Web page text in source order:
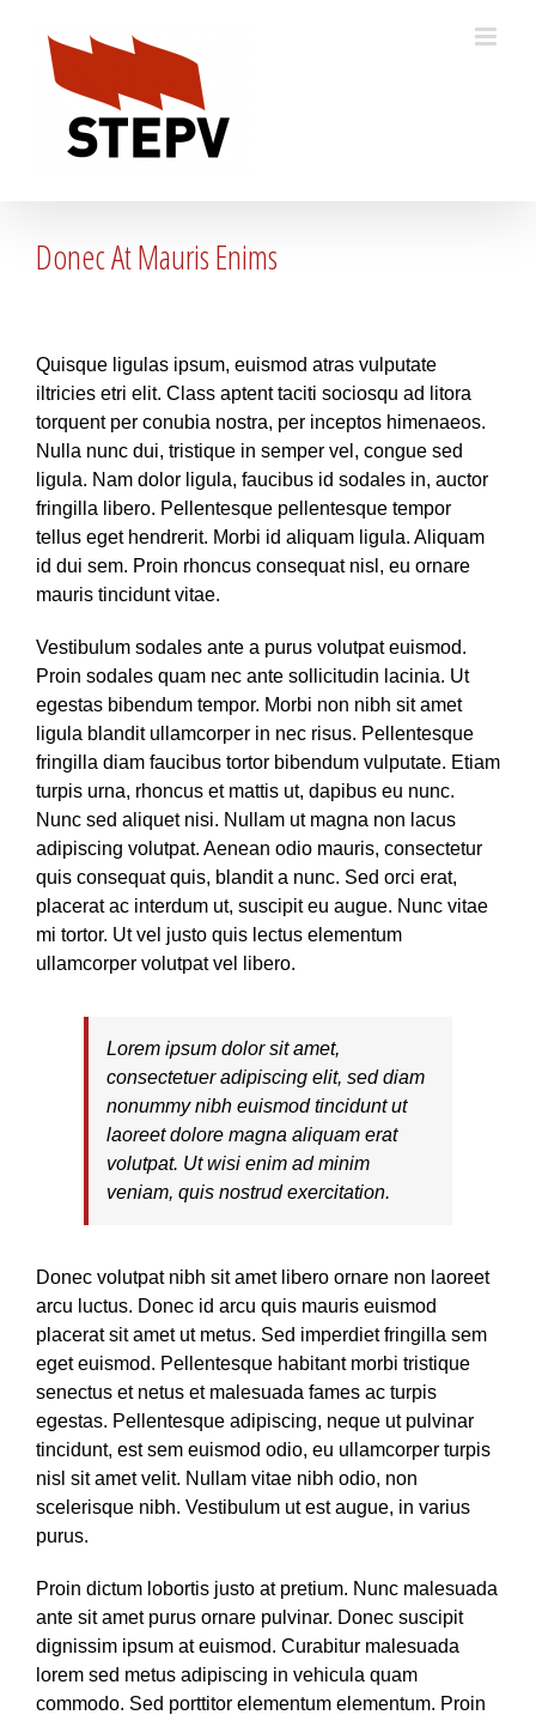
content
Donec At Mauris Enims
Quisque ligulas ipsum, euismod atras vulputate
iltricies etri elit. Class aptent taciti sociosqu ad litora
torquent per conubia nostra, per inceptos himenaeos.
Nulla nunc dui, tristique in semper vel, congue sed
ligula. Nam dolor ligula, faucibus id sodales in, auctor
fringilla libero. Pellentesque pellentesque tempor
tellus eget hendrerit. Morbi id aliquam ligula. Aliquam
id dui sem. Proin rhoncus consequat nisl, eu ornare
mauris tincidunt vitae.
Vestibulum sodales ante a purus volutpat euismod.
Proin sodales quam nec ante sollicitudin lacinia. Ut
egestas bibendum tempor. Morbi non nibh sit amet
ligula blandit ullamcorper in nec risus. Pellentesque
fringilla diam faucibus tortor bibendum vulputate. Etiam
turpis urna, rhoncus et mattis ut, dapibus eu nunc.
Nunc sed aliquet nisi. Nullam ut magna non lacus
adipiscing volutpat. Aenean odio mauris, consectetur
quis consequat quis, blandit a nunc. Sed orci erat,
placerat ac interdum ut, suscipit eu augue. Nunc vitae
mi tortor. Ut vel justo quis lectus elementum
ullamcorper volutpat vel libero.
Lorem ipsum dolor sit amet,
consectetuer adipiscing elit, sed diam
nonummy nibh euismod tincidunt ut
laoreet dolore magna aliquam erat
volutpat. Ut wisi enim ad minim
veniam, quis nostrud exercitation.
Donec volutpat nibh sit amet libero ornare non laoreet
arcu luctus. Donec id arcu quis mauris euismod
placerat sit amet ut metus. Sed imperdiet fringilla sem
eget euismod. Pellentesque habitant morbi tristique
senectus et netus et malesuada fames ac turpis
egestas. Pellentesque adipiscing, neque ut pulvinar
tincidunt, est sem euismod odio, eu ullamcorper turpis
nisl sit amet velit. Nullam vitae nibh odio, non
scelerisque nibh. Vestibulum ut est augue, in varius
purus.
Proin dictum lobortis justo at pretium. Nunc malesuada
ante sit amet purus ornare pulvinar. Donec suscipit
dignissim ipsum at euismod. Curabitur malesuada
lorem sed metus adipiscing in vehicula quam
commodo. Sed porttitor elementum elementum. Proin